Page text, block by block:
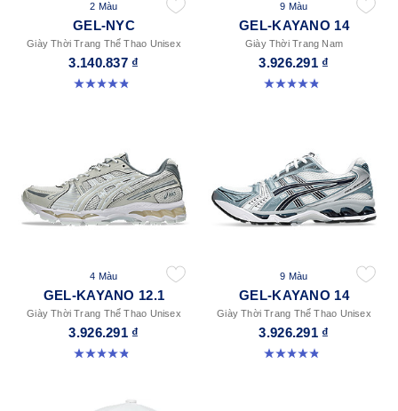
2 Màu
GEL-NYC
Giày Thời Trang Thể Thao Unisex
3.140.837 ₫
4.8 trong số 5 sao. 1672 đánh giá
9 Màu
GEL-KAYANO 14
Giày Thời Trang Nam
3.926.291 ₫
4.8 trong số 5 sao. 1717 đánh giá
4 Màu
GEL-KAYANO 12.1
Giày Thời Trang Thể Thao Unisex
3.926.291 ₫
4.8 trong số 5 sao. 207 đánh giá
9 Màu
GEL-KAYANO 14
Giày Thời Trang Thể Thao Unisex
3.926.291 ₫
4.8 trong số 5 sao. 1717 đánh giá